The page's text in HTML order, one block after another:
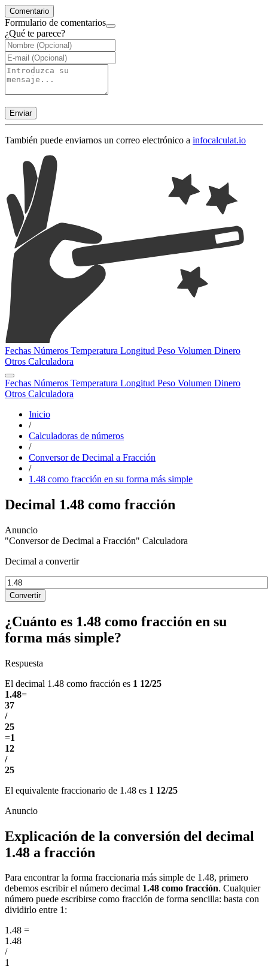
Comentario
Formulario de comentarios
¿Qué te parece?
Enviar
También puede enviarnos un correo electrónico a infocalculat.io
Fechas Números Temperatura Longitud Peso Volumen Dinero
Otros Calculadora
Fechas Números Temperatura Longitud Peso Volumen Dinero
Otros Calculadora
Inicio
/
Calculadoras de números
/
Conversor de Decimal a Fracción
/
1.48 como fracción en su forma más simple
Decimal 1.48 como fracción
"Conversor de Decimal a Fracción" Calculadora
Decimal a convertir
Convertir
¿Cuánto es 1.48 como fracción en su
forma más simple?
Respuesta
El decimal 1.48 como fracción es 1 12/25
1.48=
37
/
25
=1
12
/
25
El equivalente fraccionario de 1.48 es 1 12/25
Explicación de la conversión del decimal
1.48 a fracción
Para encontrar la forma fraccionaria más simple de 1.48, primero
debemos escribir el número decimal 1.48 como fracción. Cualquier
número puede escribirse como fracción de forma sencilla: basta con
dividirlo entre 1:
1.48 =
1.48
/
1